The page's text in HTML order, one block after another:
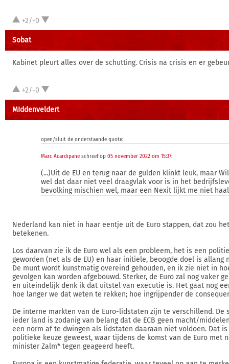
+2/-0
Sobat
Kabinet pleurt alles over de schutting. Crisis na crisis en er
+2/-0
MIddenveldert
open/sluit de onderstaande quote:
Marc Acardipane schreef op 05 november 2022 om 15:37:
(...)Uit de EU en terug naar de gulden klinkt leuk, maar
wel dat daar niet veel draagvlak voor is in het
bevolking mischien wel, maar een Nexit lijkt me niet
Nederland kan niet in haar eentje uit de Euro stappen, dat zou
betekenen.
Los daarvan zie ik de Euro wel als een probleem, het is een
geworden (net als de EU) en haar initiele, beoogde doel is allang
De munt wordt kunstmatig overeind gehouden, en ik zie niet in
gevolgen kan worden afgebouwd. Sterker, de Euro zal nog vaker
en uiteindelijk denk ik dat uitstel van executie is. Het gaat nog
hoe langer we dat weten te rekken; hoe ingrijpender de
De interne markten van de Euro-lidstaten zijn te verschillend. De
ieder land is zodanig van belang dat de ECB geen macht/
een norm af te dwingen als lidstaten daaraan niet voldoen. Dat
politieke keuze geweest, waar tijdens de komst van de Euro met
minister Zalm* tegen geageerd heeft.